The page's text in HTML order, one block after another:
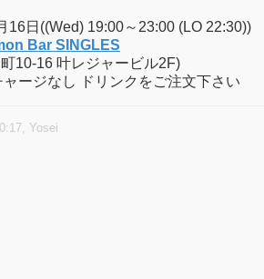
16日((Wed) 19:00～23:00 (LO 22:30))
Bar SINGLES
10-16 叶レジャービル2F)
ージなし ドリンクをご注文下さい
Yosei